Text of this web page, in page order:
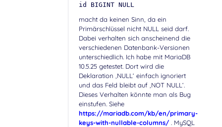
id BIGINT NULL
macht da keinen Sinn, da ein
Primärschlüssel nicht NULL seid darf.
Dabei verhalten sich anscheinend die
verschiedenen Datenbank-Versionen
unterschiedlich. Ich habe mit MariaDB
10.5.25 getestet. Dort wird die
Deklaration ‚NULL‘ einfach ignoriert
und das Feld bleibt auf ‚NOT NULL‘.
Dieses Verhalten könnte man als Bug
einstufen. Siehe
https://mariadb.com/kb/en/primary-
keys-with-nullable-columns/. MySQL